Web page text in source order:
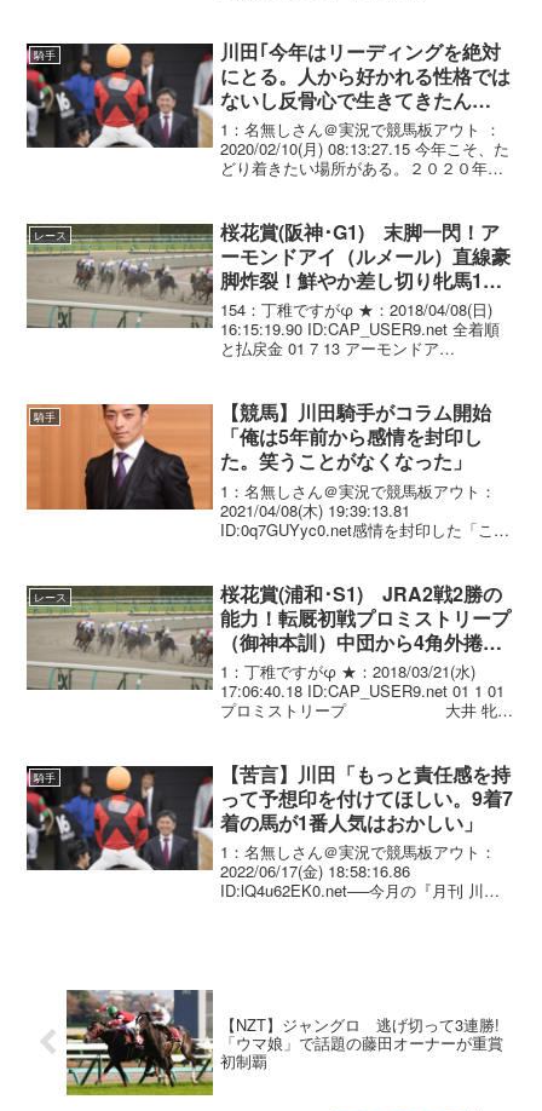
騎手
川田｢今年はリーディングを絶対
にとる。人から好かれる性格では
ないし反骨心で生きてきたん
だ。｣
1：名無しさん＠実況で競馬板アウト ：
2020/02/10(月) 08:13:27.15 今年こそ、た
どり着きたい場所がある。２０２０年。
は、デビューからずっと目指してい...
レース
桜花賞(阪神･G1) 末脚一閃！ア
ーモンドアイ（ルメール）直線豪
脚炸裂！鮮やか差し切り牝馬1
冠！ロードカナロア産駒G1初V
154：丁稚ですがφ ★：2018/04/08(日)
16:15:19.90 ID:CAP_USER9.net 全着順
と払戻金 01 7 13 アーモンドア
騎手
【競馬】川田騎手がコラム開始
「俺は5年前から感情を封印し
た。笑うことがなくなった」
1：名無しさん＠実況で競馬板アウト：
2021/04/08(木) 19:39:13.81
ID:0q7GUYyc0.net感情を封印した「この
ものは何か...
レース
桜花賞(浦和･S1) JRA2戦2勝の
能力！転厩初戦プロミストリープ
（御神本訓）中団から4角外捲り
直線突き抜け圧勝！
1：丁稚ですがφ ★：2018/03/21(水)
17:06:40.18 ID:CAP_USER9.net 01 1 01
プロミストリープ 大井 牝 3
騎手
【苦言】川田「もっと責任感を持
って予想印を付けてほしい。9着7
着の馬が1番人気はおかしい」
1：名無しさん＠実況で競馬板アウト：
2022/06/17(金) 18:58:16.86
ID:lQ4u62EK0.net──今月の『月刊 川田
【NZT】ジャングロ 逃げ切って3連勝!
「ウマ娘」で話題の藤田オーナーが重賞
初制覇